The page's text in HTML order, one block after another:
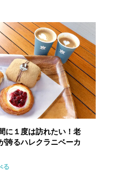
に１度は訪れたい！老
誇るハレクラニベーカ
る